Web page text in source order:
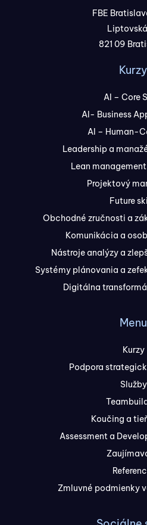
FBE
Liptovská
821 09
Kurzy
AI – Core
AI- Business
AI – Human-
Leadership a
Lean
Projektový
Future
Obchodné zručnosti a
Komunikácia a
Nástroje analýzy a
Systémy plánovania a
Digitálna
Menu
Kurzy
Podpora
Služby
Koučing a
Assessment a
Zmluvné podmienky